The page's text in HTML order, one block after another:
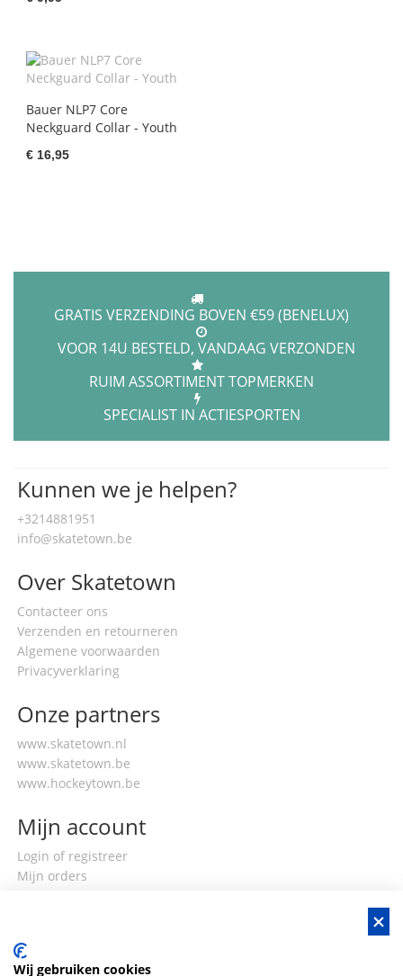
Bauer NLP7 Core
Neckguard Collar - Youth
€ 16,95
GRATIS VERZENDING BOVEN €59 (BENELUX)
VOOR 14U BESTELD, VANDAAG VERZONDEN
RUIM ASSORTIMENT TOPMERKEN
SPECIALIST IN ACTIESPORTEN
Kunnen we je helpen?
+3214881951
info@skatetown.be
Over Skatetown
Contacteer ons
Verzenden en retourneren
Algemene voorwaarden
Privacyverklaring
Onze partners
www.skatetown.nl
www.skatetown.be
www.hockeytown.be
Mijn account
Login of registreer
Mijn orders
Wij gebruiken cookies